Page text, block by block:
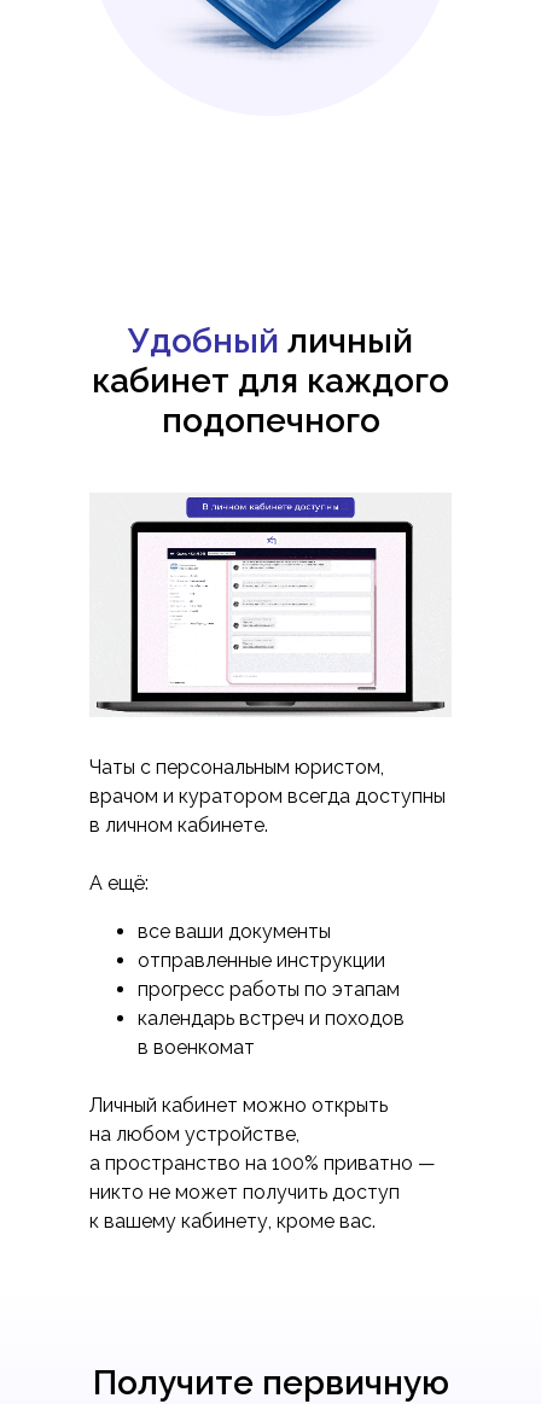
Удобный личный
кабинет для каждого
подопечного
Чаты с персональным юристом,
врачом и куратором всегда доступны
в личном кабинете.
А ещё:
все ваши документы
отправленные инструкции
прогресс работы по этапам
календарь встреч и походов
в военкомат
Личный кабинет можно открыть
на любом устройстве,
а пространство на 100% приватно —
никто не может получить доступ
к вашему кабинету, кроме вас.
Получите первичную
Записаться на консультацию